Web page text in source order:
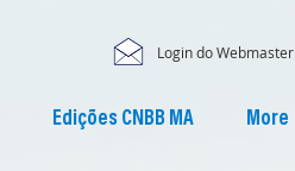
Login do Webmaster
Edições CNBB MA More